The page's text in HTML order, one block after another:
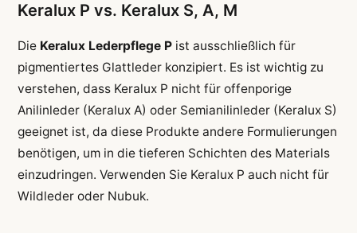
Keralux P vs. Keralux S, A, M
Die Keralux Lederpflege Pist ausschließlich für
pigmentiertes Glattleder konzipiert. Es ist wichtig zu
verstehen, dass Keralux P nicht für offenporige
Anilinleder (Keralux A) oder Semianilinleder (Keralux S)
geeignet ist, da diese Produkte andere Formulierungen
benötigen, um in die tieferen Schichten des Materials
einzudringen. Verwenden Sie Keralux P auch nicht für
Wildleder oder Nubuk.